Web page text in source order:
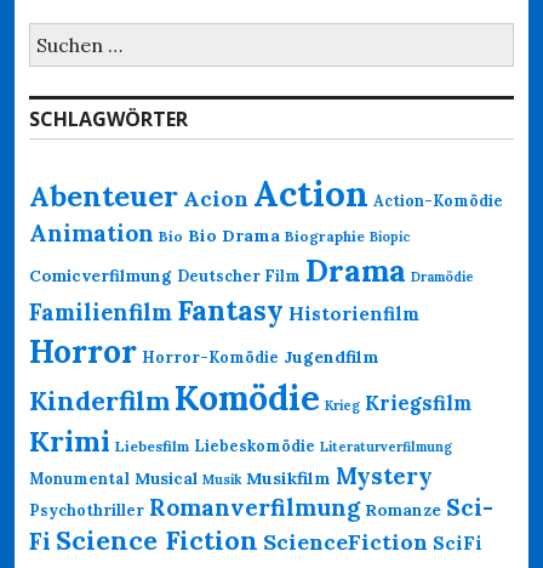
Suchen
nach:
SCHLAGWÖRTER
Abenteuer Acion Action Action-Komödie
Animation Bio Bio Drama Biographie Biopic
Comicverfilmung Deutscher Film Drama Dramödie
Familienfilm Fantasy Historienfilm
Horror Horror-Komödie Jugendfilm
KinderfilmKomödie Krieg Kriegsfilm
Krimi Liebesfilm Liebeskomödie Literaturverfilmung
Monumental Musical Musik Musikfilm Mystery
Psychothriller Romanverfilmung Romanze Sci-
Fi Science Fiction ScienceFiction SciFi